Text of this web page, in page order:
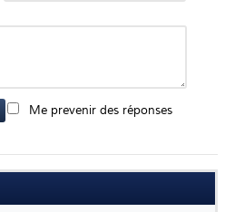
Me prevenir des réponses